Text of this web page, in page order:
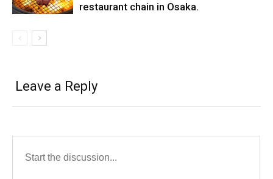
restaurant chain in Osaka.
Leave a Reply